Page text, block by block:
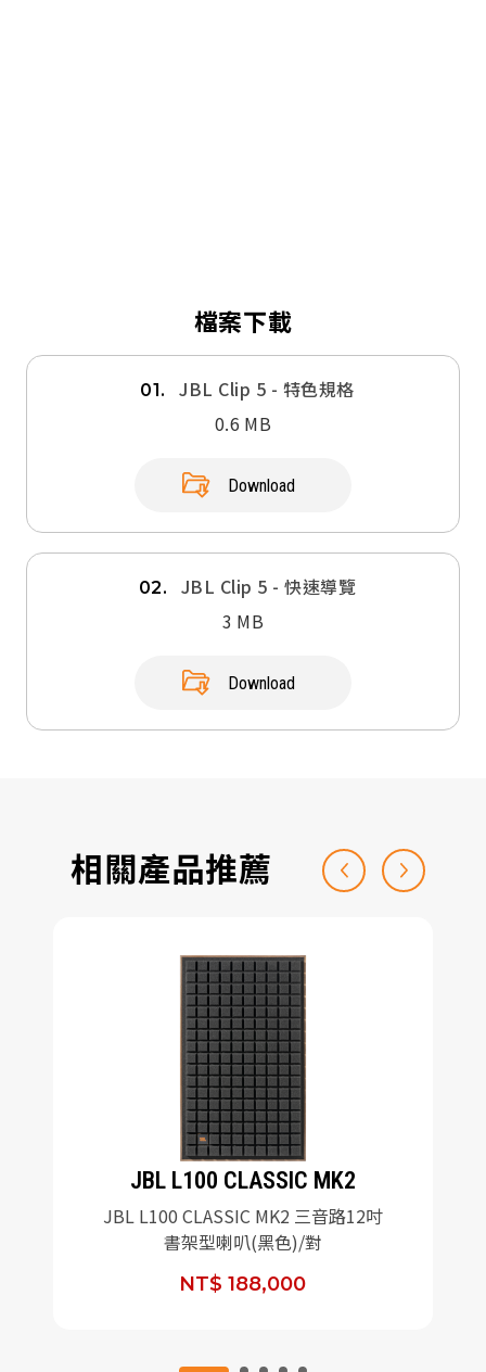
檔案下載
01.
JBL Clip 5 - 特色規格
0.6 MB
Download
02.
JBL Clip 5 - 快速導覽
3 MB
Download
相關產品推薦
JBL L100 CLASSIC MK2
JBL L100 CLASSIC MK2 三音路12吋
書架型喇叭(黑色)/對
NT$ 188,000